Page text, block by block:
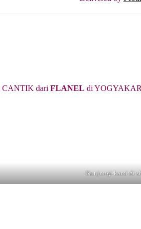
CANTIK dari FLANEL di
Kunjungi kami di